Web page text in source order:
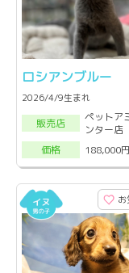
ロシアンブルー
2026/4/9生まれ
販売店
ペットア
ンター店
価格
188,000円
お